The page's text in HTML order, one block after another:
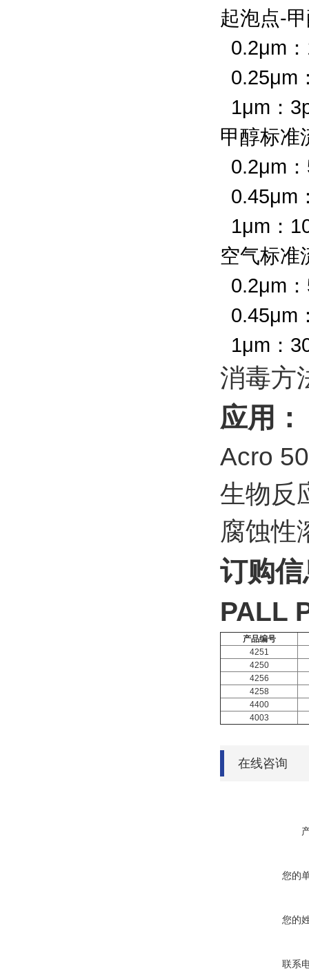
起泡点-
0.2μm
0.25μm
1μm：
甲醇标准
0.2μm
0.45μm
1μm：
空气标准
0.2μm
0.45μm
1μm：
消毒方
应用：
Acro
生物反
腐蚀性
订购信
PALL
产品编号
4251
4250
4256
4258
4400
4003
在线咨询
您的
您的
联系